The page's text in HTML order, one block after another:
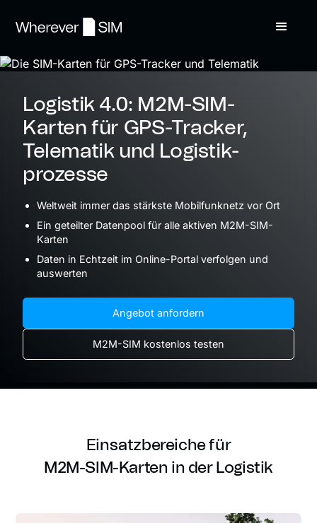
Logistik 4.0: M2M-SIM-
Karten für GPS-Tracker,
Telematik und Logistik­
prozesse
Weltweit immer das stärkste Mobilfunknetz vor Ort
Ein geteilter Datenpool für alle aktiven M2M-SIM-
Karten
Daten in Echtzeit im Online-Portal verfolgen und
auswerten
Angebot anfordern
M2M-SIM kostenlos testen
Einsatzbereiche für
M2M-SIM-Karten in der Logistik